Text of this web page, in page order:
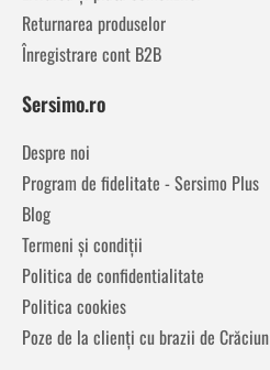
Returnarea produselor
Înregistrare cont B2B
Sersimo.ro
Despre noi
Program de fidelitate - Sersimo Plus
Blog
Termeni și condiții
Politica de confidentialitate
Politica cookies
Poze de la clienți cu brazii de Crăciun